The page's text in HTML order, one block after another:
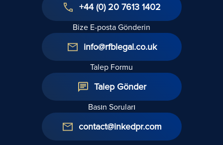
+44 (0) 20 7613 1402
Bize E-posta Gönderin
info@rfblegal.co.uk
Talep Formu
Talep Gönder
Basın Soruları
contact@inkedpr.com